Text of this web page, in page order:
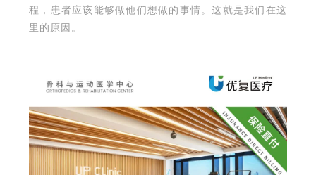
程，患者应该能够做他们想做的事情。这就是我们在这
里的原因。